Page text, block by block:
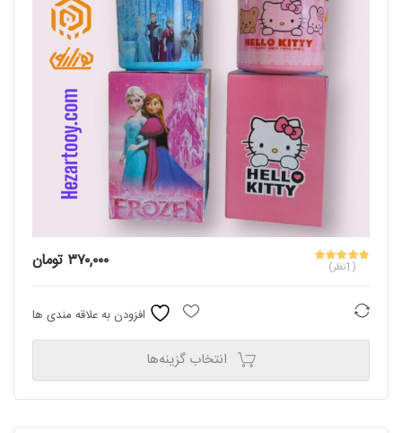
۳۷۰,۰۰۰ تومان (1نظر)
افزودن به علاقه مندی ها
انتخاب گزینه‌ها
product
has